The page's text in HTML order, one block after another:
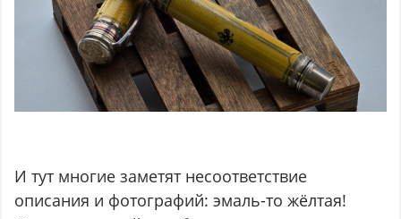
И тут многие заметят несоответствие
описания и фотографий: эмаль-то жёлтая!